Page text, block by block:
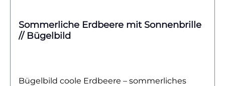
Sommerliche Erdbeere mit Sonnenbrille
// Bügelbild
Bügelbild coole Erdbeere – sommerliches